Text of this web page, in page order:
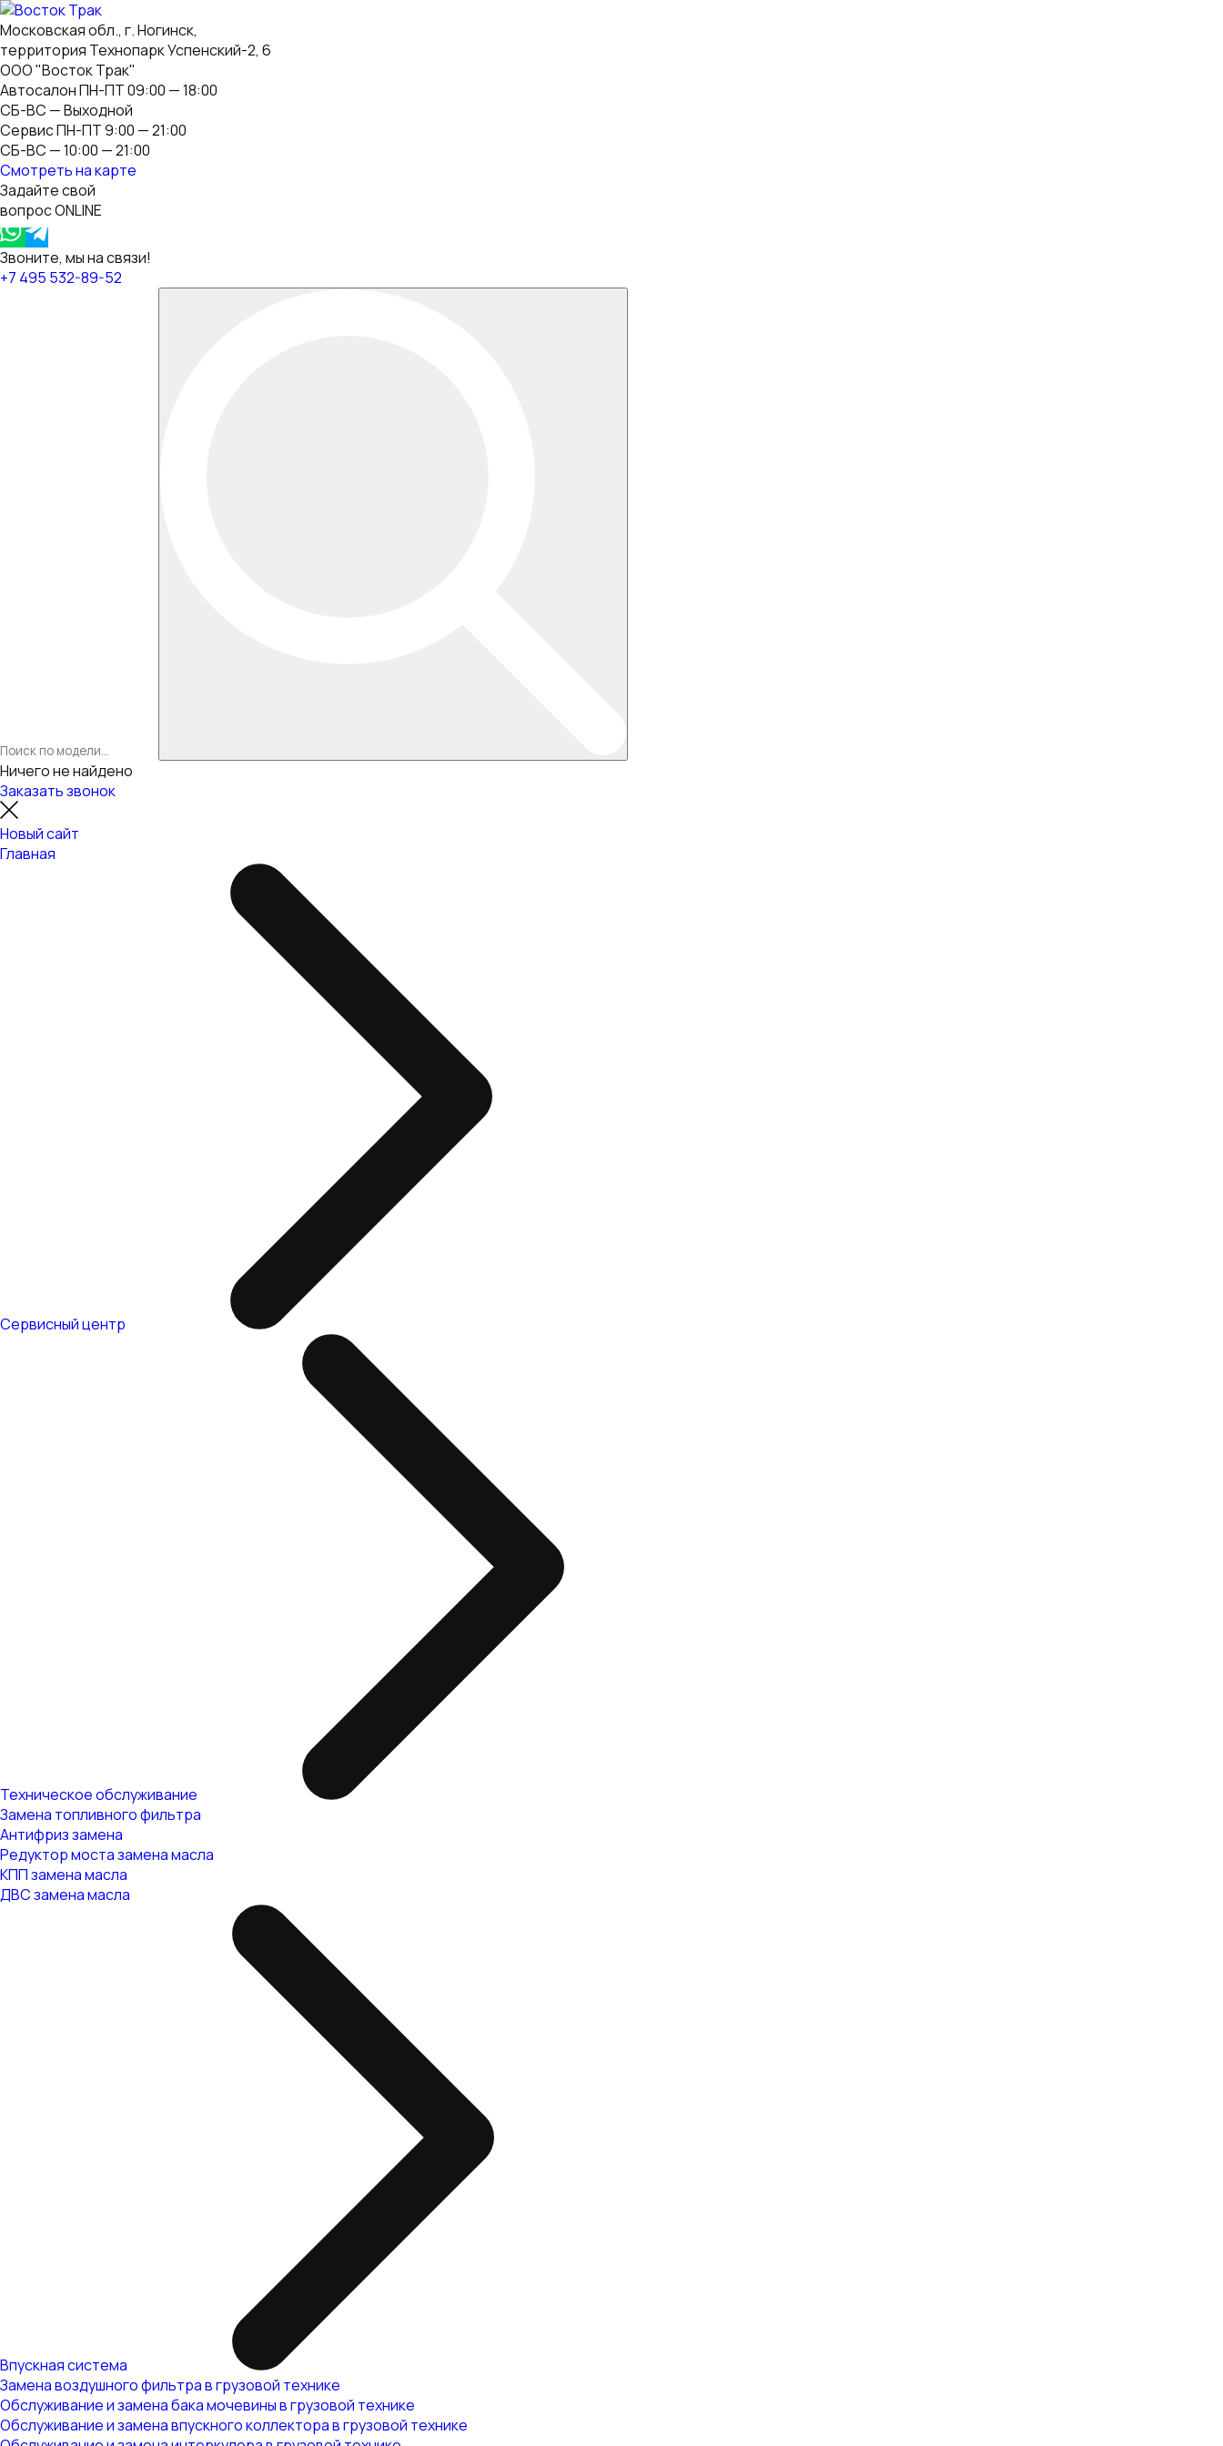
Московская обл., г. Ногинск,
территория Технопарк Успенский-2, 6
ООО "Восток Трак"
Автосалон ПН-ПТ 09:00 — 18:00
СБ-ВС — Выходной
Сервис ПН-ПТ 9:00 — 21:00
СБ-ВС — 10:00 — 21:00
Смотреть на карте
Задайте свой
вопрос ONLINE
Звоните, мы на связи!
+7 495 532-89-52
Ничего не найдено
Заказать звонок
Новый сайт
Главная
Сервисный центр
Техническое обслуживание
Замена топливного фильтра
Антифриз замена
Редуктор моста замена масла
КПП замена масла
ДВС замена масла
Впускная система
Замена воздушного фильтра в грузовой технике
Обслуживание и замена бака мочевины в грузовой технике
Обслуживание и замена впускного коллектора в грузовой технике